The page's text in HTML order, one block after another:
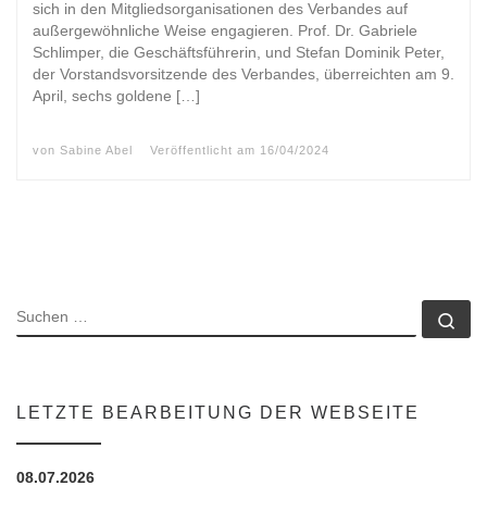
sich in den Mitgliedsorganisationen des Verbandes auf
außergewöhnliche Weise engagieren. Prof. Dr. Gabriele
Schlimper, die Geschäftsführerin, und Stefan Dominik Peter,
der Vorstandsvorsitzende des Verbandes, überreichten am 9.
April, sechs goldene […]
von Sabine Abel Veröffentlicht am 16/04/2024
SUCHE
LETZTE BEARBEITUNG DER WEBSEITE
08.07.2026